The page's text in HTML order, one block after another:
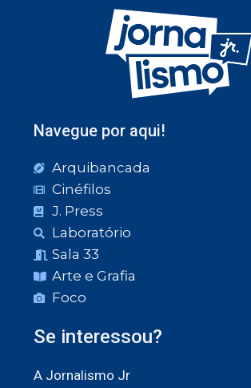
Navegue por aqui!
Arquibancada
Cinéfilos
J. Press
Laboratório
Sala 33
Arte e Grafia
Foco
Se interessou?
A Jornalismo Jr